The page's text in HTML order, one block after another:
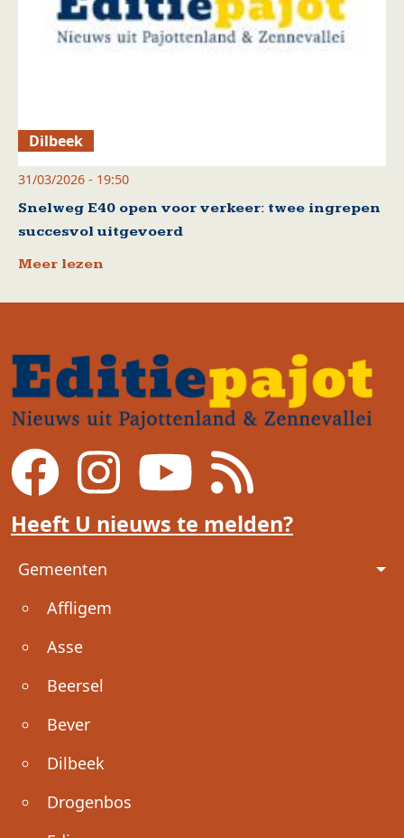
Dilbeek
31/03/2026 - 19:50
Snelweg E40 open voor verkeer: twee ingrepen
succesvol uitgevoerd
Meer lezen
Heeft U nieuws te melden?
Voet
Gemeenten
Affligem
Asse
Beersel
Bever
Dilbeek
Drogenbos